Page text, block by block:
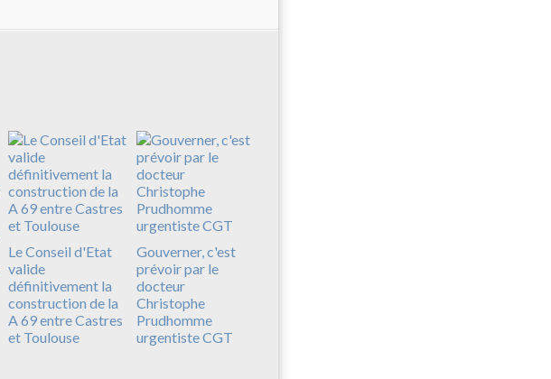
Le Conseil d'Etat
valide
définitivement la
construction de la
A 69 entre Castres
et Toulouse
Gouverner, c'est
prévoir par le
docteur
Christophe
Prudhomme
urgentiste CGT